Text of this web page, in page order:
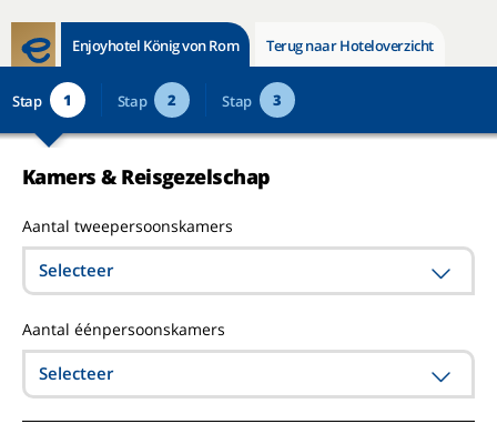
Enjoyhotel König von Rom Terug naar Hoteloverzicht
Stap 1 Stap 2 Stap 3
Kamers & Reisgezelschap
Aantal tweepersoonskamers
Selecteer
Aantal éénpersoonskamers
Selecteer